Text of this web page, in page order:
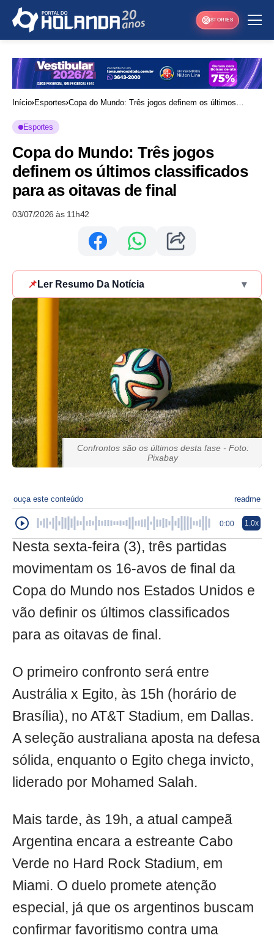
STORIES
Início Esportes Copa do Mundo: Três jogos definem os últimos
Esportes
Copa do Mundo: Três jogos
definem os últimos classificados
para as oitavas de final
03/07/2026 às 11h42
📌 Ler Resumo Da Notícia ▾
Confrontos são os últimos desta fase - Foto:
Pixabay
ouça este conteúdo readme
0:00 1.0x
Nesta sexta-feira (3), três partidas
movimentam os 16-avos de final da
Copa do Mundo nos Estados Unidos e
vão definir os últimos classificados
para as oitavas de final.
O primeiro confronto será entre
Austrália x Egito, às 15h (horário de
Brasília), no AT&T Stadium, em Dallas.
A seleção australiana aposta na defesa
sólida, enquanto o Egito chega invicto,
liderado por Mohamed Salah.
Mais tarde, às 19h, a atual campeã
Argentina encara a estreante Cabo
Verde no Hard Rock Stadium, em
Miami. O duelo promete atenção
especial, já que os argentinos buscam
confirmar favoritismo contra uma